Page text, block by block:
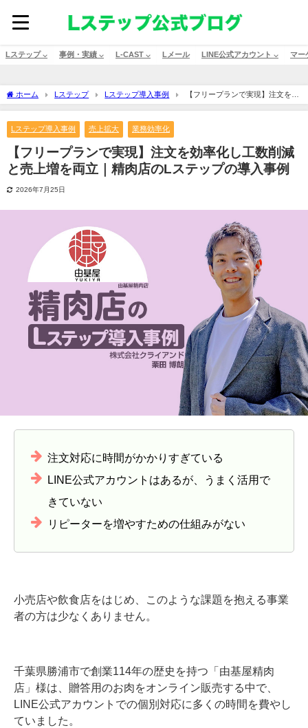
Lステップ ⌵ 事例・実績 ⌵ L-CAST ⌵ Lメール LINE公式アカウント ⌵ マー
ホーム Lステップ Lステップ導入事例
【フリープランで実現】注文を効
率化し工数削減と売上増を両立｜精肉店のLステップの導入事例
Lステップ導入事例 売上拡大 業務効率化
【フリープランで実現】注文を効率化し工数削減
と売上増を両立｜精肉店のLステップの導入事例
2026年7月25日
注文対応に時間がかかりすぎている
LINE公式アカウントはあるが、うまく活用で
きていない
リピーターを増やすための仕組みがない
小売店や飲食店をはじめ、このような課題を抱える事業
者の方は少なくありません。
千葉県勝浦市で創業114年の歴史を持つ「由基屋精肉
店」様は、贈答用のお肉をオンライン販売する中で、
LINE公式アカウントでの個別対応に多くの時間を費やし
ていました。